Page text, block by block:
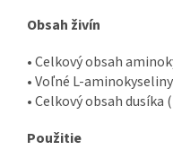
Obsah živín
• Celkový obsah
• Voľné L-
• Celkový obsah dusíka
Použitie